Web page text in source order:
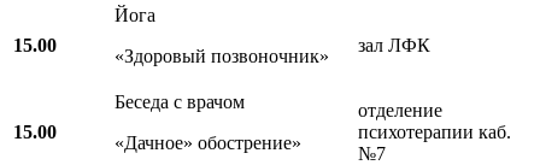
15.00
Йога
«Здоровый позвоночник»
зал ЛФК
15.00
Беседа с врачом
«Дачное» обострение»
отделение
психотерапии каб.
№7